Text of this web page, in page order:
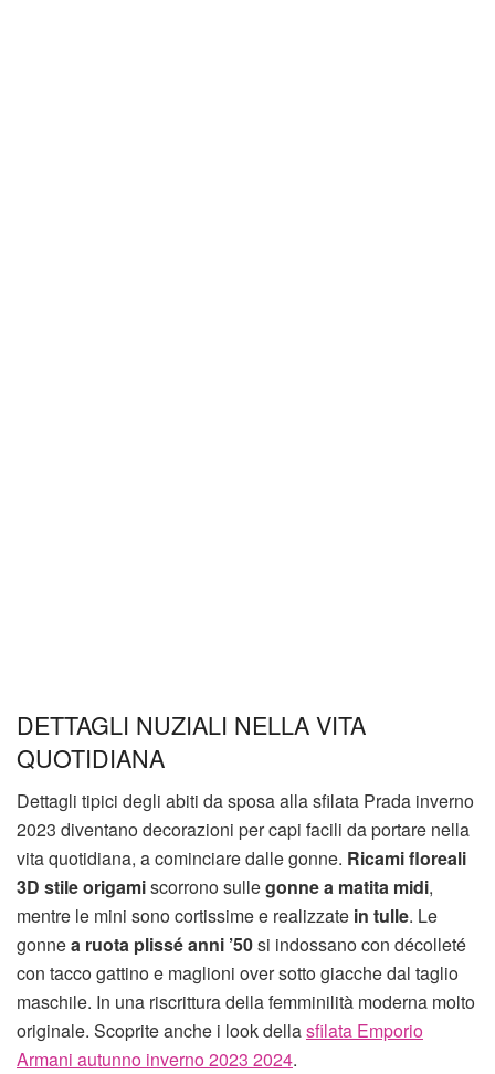
DETTAGLI NUZIALI NELLA VITA
QUOTIDIANA
Dettagli tipici degli abiti da sposa alla sfilata Prada inverno
2023 diventano decorazioni per capi facili da portare nella
vita quotidiana, a cominciare dalle gonne. Ricami floreali
3D stile origamiscorrono sullegonne a matita midi,
mentre le mini sono cortissime e realizzate in tulle. Le
gonnea ruota plissé anni ’50si indossano con décolleté
con tacco gattino e maglioni over sotto giacche dal taglio
maschile. In una riscrittura della femminilità moderna molto
originale. Scoprite anche i look dellasfilata Emporio
Armani autunno inverno 2023 2024.